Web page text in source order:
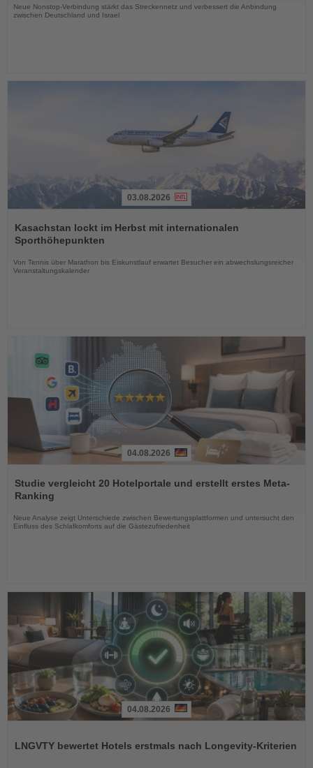
Neue Nonstop-Verbindung stärkt das Streckennetz und verbessert die Anbindung
zwischen Deutschland und Israel
Sie
die
Nachrichten
03.08.2026
Kasachstan lockt im Herbst mit internationalen
Sporthöhepunkten
Von Tennis über Marathon bis Eiskunstlauf erwartet Besucher ein abwechslungsreicher
Veranstaltungskalender
Sie
die
Nachrichten
04.08.2026
Studie vergleicht 20 Hotelportale und erstellt erstes Meta-
Ranking
Neue Analyse zeigt Unterschiede zwischen Bewertungsplattformen und untersucht den
Einfluss des Schlafkomforts auf die Gästezufriedenheit
die
04.08.2026
LNGVTY bewertet Hotels erstmals nach Longevity-Kriterien